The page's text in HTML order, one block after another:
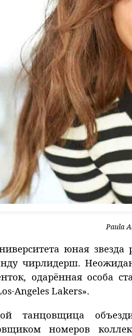
Paula
юная
чирлидерш.
одарённая особа
Angeles Lakers».
танцовщица
номеров